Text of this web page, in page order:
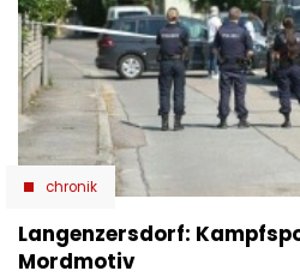
chronik
Langenzersdorf:
Mordmotiv